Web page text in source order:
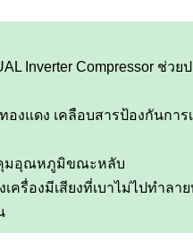
Inverter Compressor ช่วย
องแดง เคลือบสารป้องกันการ
มอุณหภูมิขณะหลับ
ครื่องมีเสียงที่เบาไม่ไปทำลา